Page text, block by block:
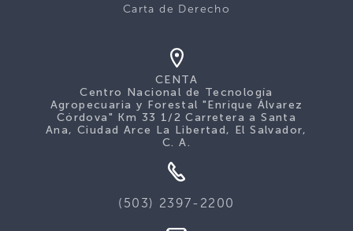
Carta de Derecho
CENTA
Centro Nacional de Tecnología
Agropecuaria y Forestal "Enrique Álvarez
Córdova" Km 33 1/2 Carretera a Santa
Ana, Ciudad Arce La Libertad, El Salvador,
C. A.
(503) 2397-2200